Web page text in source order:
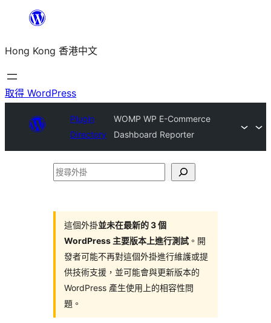
主
要
內
Hong Kong 香港中文
取得 WordPress
Plugin
Directory
WOMP WP E-Commerce
Dashboard Reporter
搜
這個外掛並未在最新的 3 個
WordPress 主要版本上進行測試 。開
發者可能不再對這個外掛進行維護或提
供技術支援，並可能會與更新版本的
WordPress 產生使用上的相容性問
題。